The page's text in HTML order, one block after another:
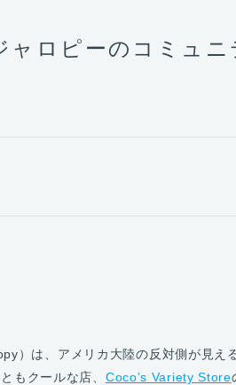
ャロピーのコミュニ
）は、アメリカ大陸の反対側が見え
もクールな店、 Coco’s Variety Store